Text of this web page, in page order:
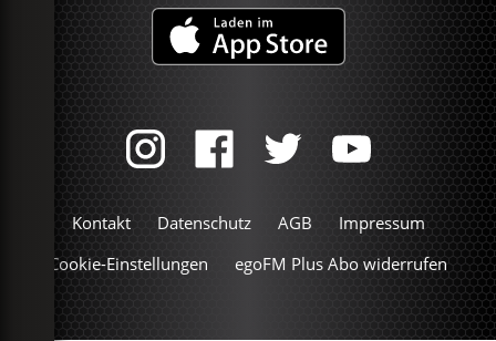
Kontakt Datenschutz AGB
Impressum
Cookie-Einstellungen
egoFM Plus Abo widerrufen